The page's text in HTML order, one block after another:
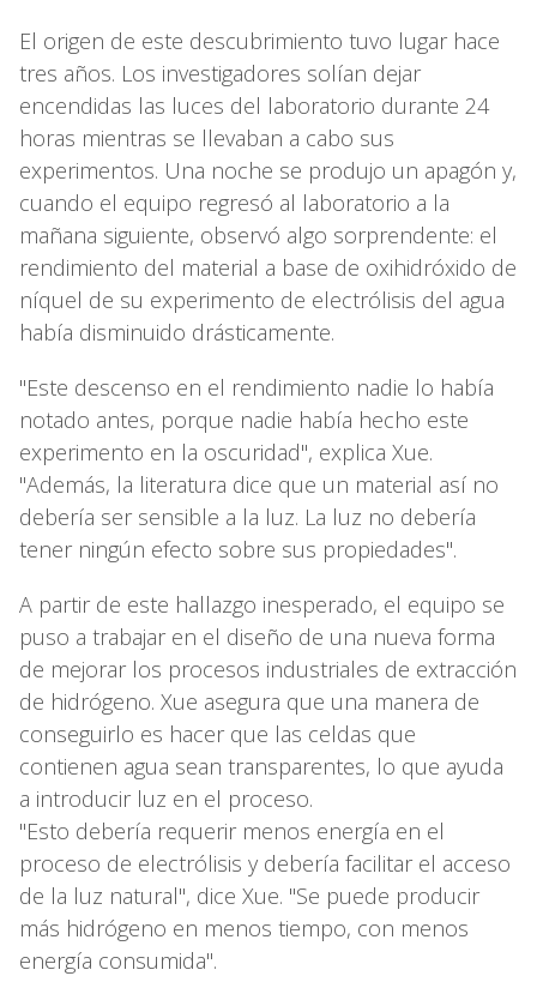
El origen de este descubrimiento tuvo lugar hace
tres años. Los investigadores solían dejar
encendidas las luces del laboratorio durante 24
horas mientras se llevaban a cabo sus
experimentos. Una noche se produjo un apagón y,
cuando el equipo regresó al laboratorio a la
mañana siguiente, observó algo sorprendente: el
rendimiento del material a base de oxihidróxido de
níquel de su experimento de electrólisis del agua
había disminuido drásticamente.
"Este descenso en el rendimiento nadie lo había
notado antes, porque nadie había hecho este
experimento en la oscuridad", explica Xue.
"Además, la literatura dice que un material así no
debería ser sensible a la luz. La luz no debería
tener ningún efecto sobre sus propiedades".
A partir de este hallazgo inesperado, el equipo se
puso a trabajar en el diseño de una nueva forma
de mejorar los procesos industriales de extracción
de hidrógeno. Xue asegura que una manera de
conseguirlo es hacer que las celdas que
contienen agua sean transparentes, lo que ayuda
a introducir luz en el proceso.
"Esto debería requerir menos energía en el
proceso de electrólisis y debería facilitar el acceso
de la luz natural", dice Xue. "Se puede producir
más hidrógeno en menos tiempo, con menos
energía consumida".